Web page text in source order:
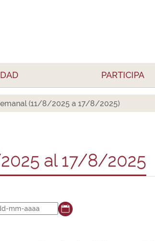
PARTICIPA
(11/8/2025 a 17/8/2025)
al 17/8/2025